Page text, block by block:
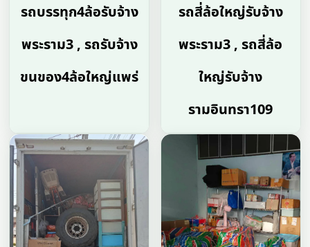
รถบรรทุก4ล้อรับจ้าง
พระราม3 , รถรับจ้าง
ขนของ4ล้อใหญ่แพร่
รถสี่ล้อใหญ่รับจ้าง
พระราม3 , รถสี่ล้อ
ใหญ่รับจ้าง
รามอินทรา109